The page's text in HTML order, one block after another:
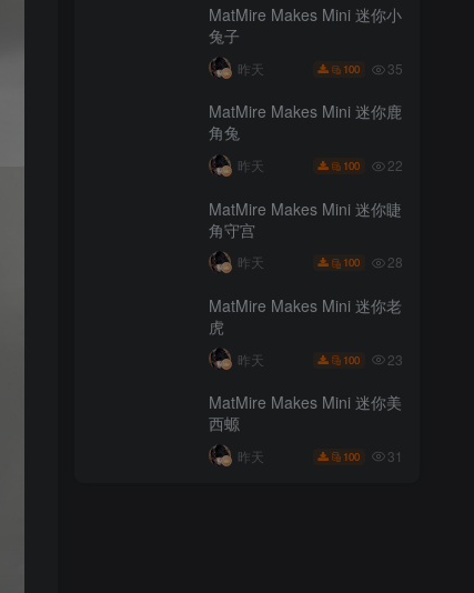
MatMire Makes Mini 迷你小
兔子
昨天 100 35
MatMire Makes Mini 迷你鹿
角兔
昨天 100 22
MatMire Makes Mini 迷你睫
角守宫
昨天 100 28
MatMire Makes Mini 迷你老
虎
昨天 100 23
MatMire Makes Mini 迷你美
西螈
昨天 100 31
热门推荐 猜你喜欢
昨天
兔子
昨天
角兔
角守宫
昨天